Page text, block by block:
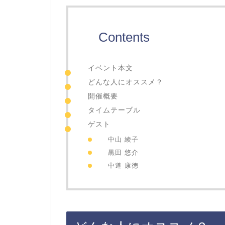
Contents
イベント本文
どんな人にオススメ？
開催概要
タイムテーブル
ゲスト
中山 綾子
黒田 悠介
中道 康徳